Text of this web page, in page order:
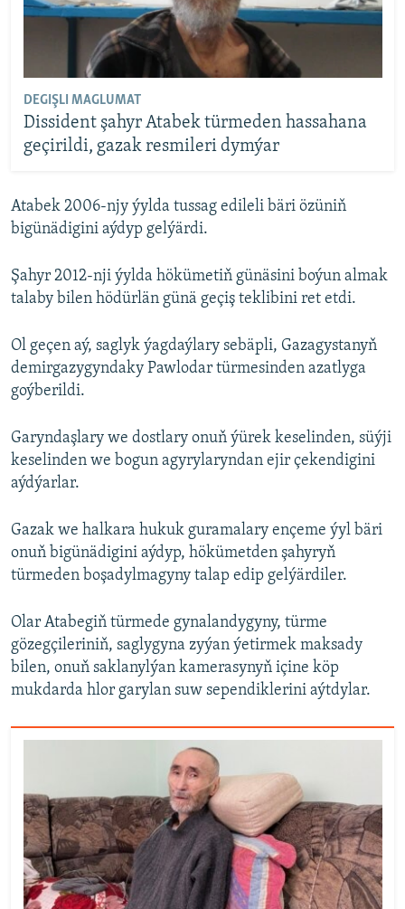
DEGIŞLI MAGLUMAT
Dissident şahyr Atabek türmeden hassahana
geçirildi, gazak resmileri dymýar
Atabek 2006-njy ýylda tussag edileli bäri özüniň
bigünädigini aýdyp gelýärdi.
Şahyr 2012-nji ýylda hökümetiň günäsini boýun almak
talaby bilen hödürlän günä geçiş teklibini ret etdi.
Ol geçen aý, saglyk ýagdaýlary sebäpli, Gazagystanyň
demirgazygyndaky Pawlodar türmesinden azatlyga
goýberildi.
Garyndaşlary we dostlary onuň ýürek keselinden, süýji
keselinden we bogun agyrylaryndan ejir çekendigini
aýdýarlar.
Gazak we halkara hukuk guramalary ençeme ýyl bäri
onuň bigünädigini aýdyp, hökümetden şahyryň
türmeden boşadylmagyny talap edip gelýärdiler.
Olar Atabegiň türmede gynalandygyny, türme
gözegçileriniň, saglygyna zyýan ýetirmek maksady
bilen, onuň saklanylýan kamerasynyň içine köp
mukdarda hlor garylan suw sependiklerini aýtdylar.